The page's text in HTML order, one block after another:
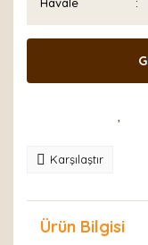
Karşılaştır
Ürün Bilgisi